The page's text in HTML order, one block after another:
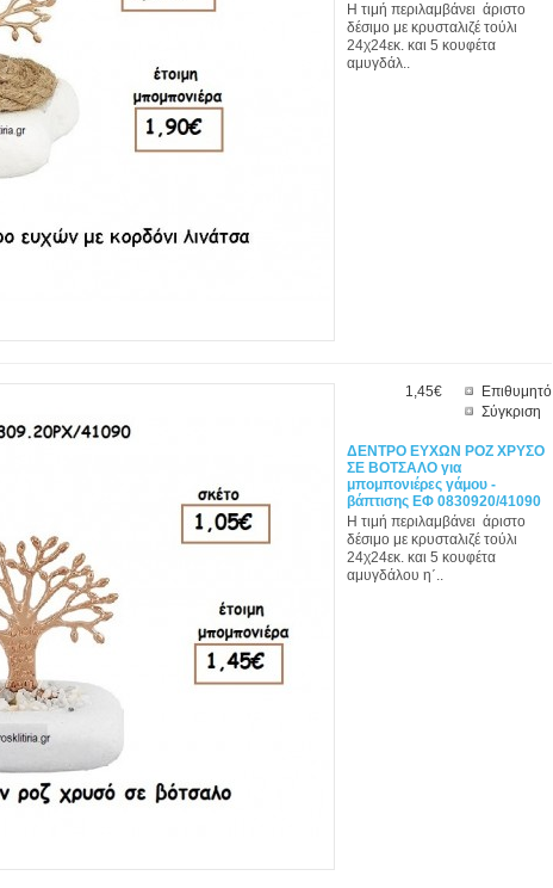
Η τιμή περιλαμβάνει άριστο
δέσιμο με κρυσταλιζέ τούλι
24χ24εκ. και 5 κουφέτα
αμυγδάλ..
Επιθυμητό
Σύγκριση
1,45€
ΔΕΝΤΡΟ ΕΥΧΩΝ ΡΟΖ ΧΡΥΣΟ
ΣΕ ΒΟΤΣΑΛΟ για
μπομπονιέρες γάμου -
βάπτισης ΕΦ 0830920/41090
Η τιμή περιλαμβάνει άριστο
δέσιμο με κρυσταλιζέ τούλι
24χ24εκ. και 5 κουφέτα
αμυγδάλου η΄..